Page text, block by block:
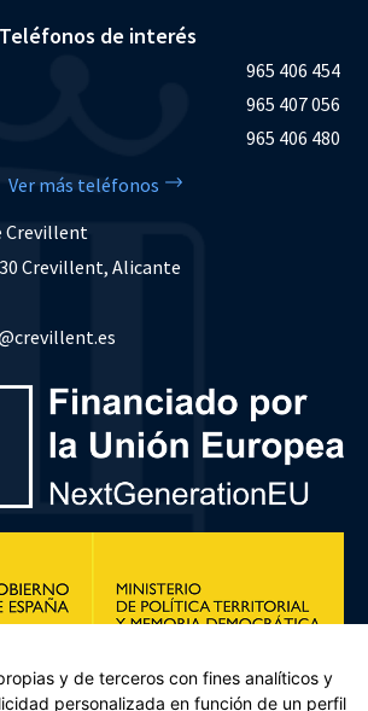
Teléfonos de interés
965 406 454
965 407 056
965 406 480
Ver más teléfonos
Crevillent
Crevillent, Alicante
y de terceros con fines analíticos y
personalizada en función de un perfil